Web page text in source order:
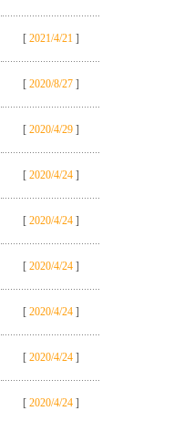
[ 2021/4/21 ]
[ 2020/8/27 ]
[ 2020/4/29 ]
[ 2020/4/24 ]
[ 2020/4/24 ]
[ 2020/4/24 ]
[ 2020/4/24 ]
[ 2020/4/24 ]
[ 2020/4/24 ]